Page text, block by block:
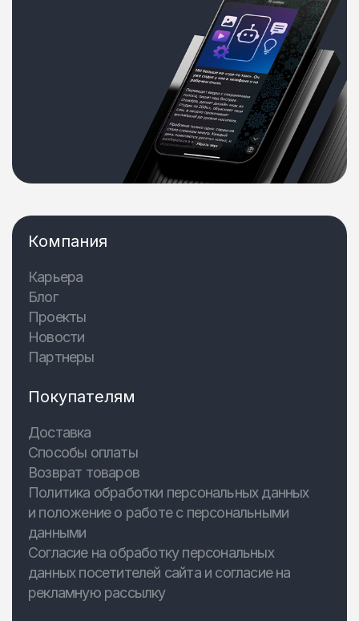
Компания
Карьера
Блог
Проекты
Новости
Партнеры
Покупателям
Доставка
Способы оплаты
Возврат товаров
Политика обработки персональных данных
и положение о работе с персональными
данными
Согласие на обработку персональных
данных посетителей сайта и согласие на
рекламную рассылку